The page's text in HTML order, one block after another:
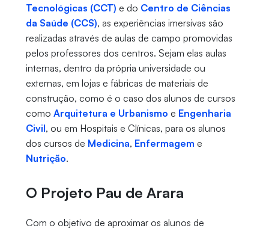
Tecnológicas (CCT) e do Centro de Ciências
da Saúde (CCS), as experiências imersivas são
realizadas através de aulas de campo promovidas
pelos professores dos centros. Sejam elas aulas
internas, dentro da própria universidade ou
externas, em lojas e fábricas de materiais de
construção, como é o caso dos alunos de cursos
como Arquitetura e Urbanismo e Engenharia
Civil, ou em Hospitais e Clínicas, para os alunos
dos cursos de Medicina, Enfermagem e
Nutrição.
O Projeto Pau de Arara
Com o objetivo de aproximar os alunos de